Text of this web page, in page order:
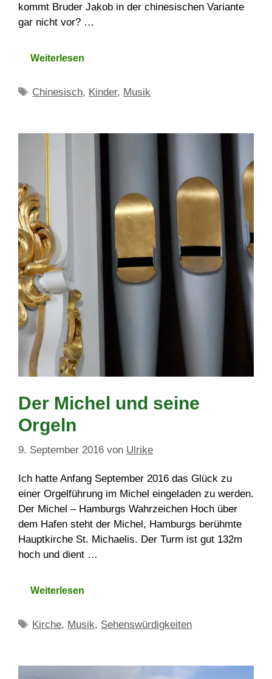
kommt Bruder Jakob in der chinesischen Variante
gar nicht vor? …
Weiterlesen
Schlagwörter
Chinesisch, Kinder, Musik
Der Michel und seine
Orgeln
9. September 2016 von Ulrike
Ich hatte Anfang September 2016 das Glück zu
einer Orgelführung im Michel eingeladen zu werden.
Der Michel – Hamburgs Wahrzeichen Hoch über
dem Hafen steht der Michel, Hamburgs berühmte
Hauptkirche St. Michaelis. Der Turm ist gut 132m
hoch und dient …
Weiterlesen
Schlagwörter
Kirche, Musik, Sehenswürdigkeiten